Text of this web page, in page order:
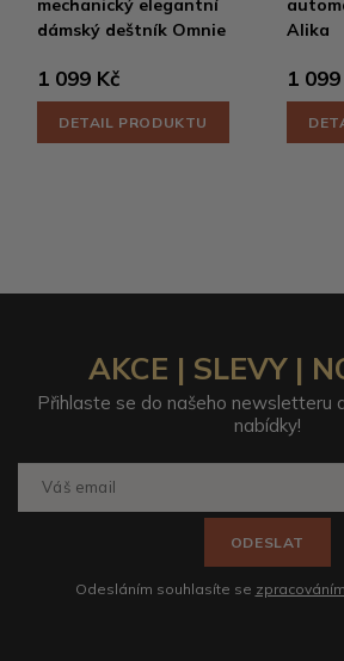
dámský deštník Omnie
1 099 Kč
DETAIL PRODUKTU
Alika
1
AKCE | SLEVY |
Přihlaste se do našeho newsletteru
nabídky!
ODESLAT
Odesláním souhlasíte se